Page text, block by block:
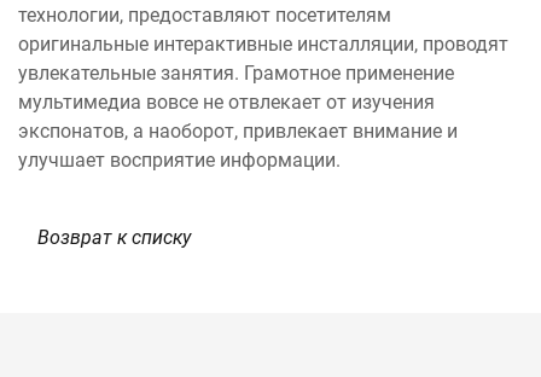
технологии, предоставляют посетителям
оригинальные интерактивные инсталляции, проводят
увлекательные занятия. Грамотное применение
мультимедиа вовсе не отвлекает от изучения
экспонатов, а наоборот, привлекает внимание и
улучшает восприятие информации.
Возврат к списку